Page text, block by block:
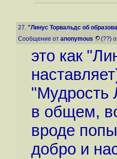
27. "Линус Торвальдс об
Сообщение от anonymous (??)
это как
"Мудрость
в общем,
вроде
добро и